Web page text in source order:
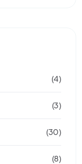
(4)
(3)
(30)
(8)